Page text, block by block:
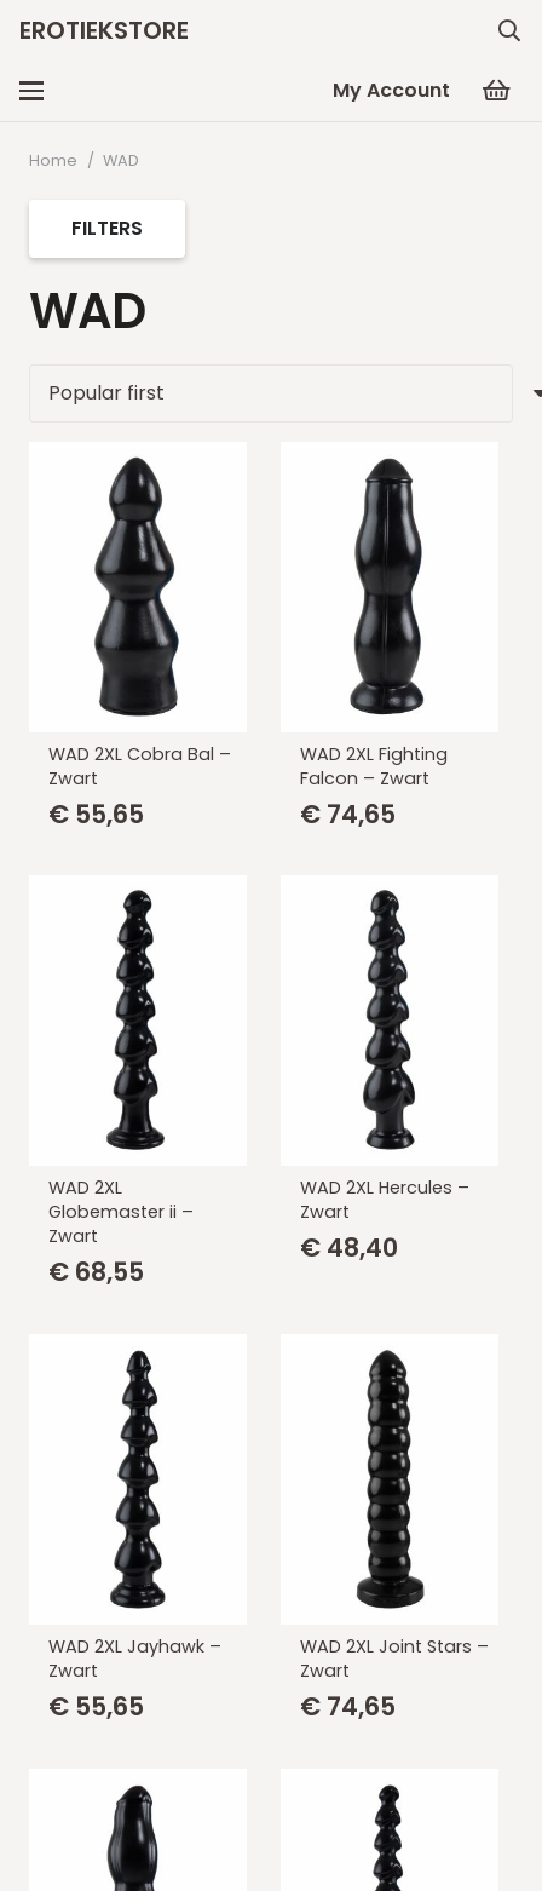
EROTIEKSTORE
My Account
Home / WAD
WAD
WAD 2XL Cobra Bal –
Zwart
€ 55,65
WAD 2XL Fighting
Falcon – Zwart
€ 74,65
WAD 2XL
Globemaster ii –
Zwart
€ 68,55
WAD 2XL Hercules –
Zwart
€ 48,40
WAD 2XL Jayhawk –
Zwart
€ 55,65
WAD 2XL Joint Stars –
Zwart
€ 74,65
FILTERS